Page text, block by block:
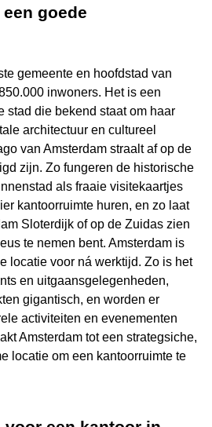
goede
gemeente en hoofdstad van
inwoners. Het is een
stad die bekend staat om haar
architectuur en cultureel
van Amsterdam straalt af op de
zijn. Zo fungeren de historische
als fraaie visitekaartjes
kantoorruimte huren, en zo laat
Sloterdijk of op de Zuidas zien
te nemen bent. Amsterdam is
locatie voor ná werktijd. Zo is het
en uitgaansgelegenheden,
gigantisch, en worden er
activiteiten en evenementen
Amsterdam tot een strategsiche,
locatie om een kantoorruimte te